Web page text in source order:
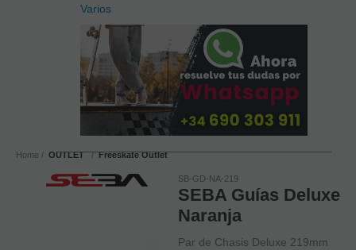
Varios
Home OUTLET Freeskate Outlet
SB-GD-NA-219
SEBA Guías Deluxe
Naranja
Par de Chasis Deluxe 219mm